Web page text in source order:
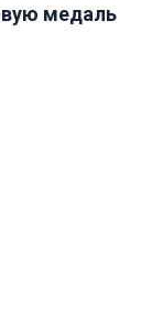
медаль